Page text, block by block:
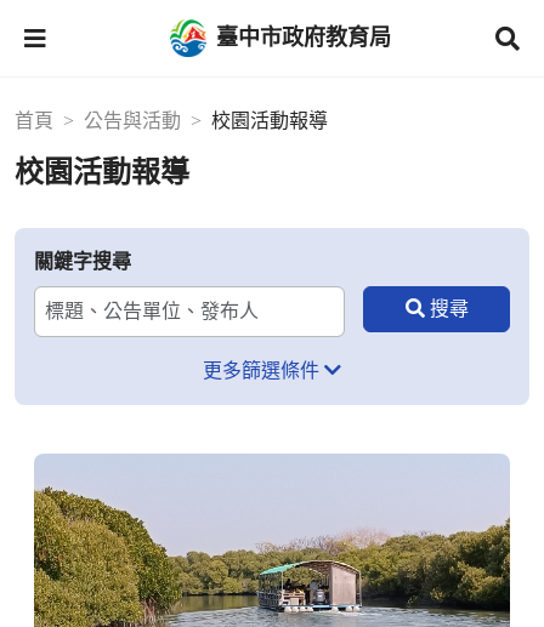
臺中市政府教育局
首頁 公告與活動 校園活動報導
校園活動報導
關鍵字搜尋
更多篩選條件